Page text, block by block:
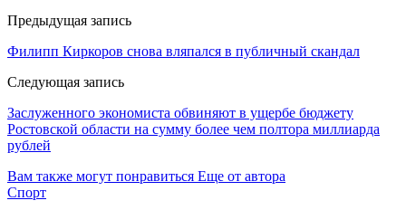
Предыдущая запись
Филипп Киркоров снова вляпался в публичный скандал
Следующая запись
Заслуженного экономиста обвиняют в ущербе бюджету
Ростовской области на сумму более чем полтора миллиарда
рублей
Вам также могут понравиться Еще от автора
Спорт